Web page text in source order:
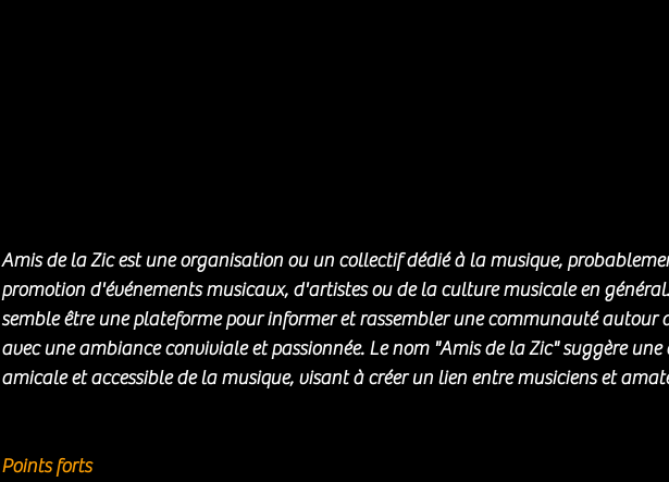
Amis de la Zic est une organisation ou un collectif dédié à la musique,
promotion d'événements musicaux, d'artistes ou de la culture musicale en
semble être une plateforme pour informer et rassembler une communauté autour
avec une ambiance conviviale et passionnée. Le nom "Amis de la Zic" suggère une
amicale et accessible de la musique, visant à créer un lien entre musiciens et
Points forts